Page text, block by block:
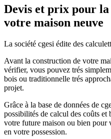
Devis et prix pour
votre maison neuve
La société cgesi édite des
Avant la construction de votre
vérifier, vous pouvez trés
bois ou traditionnelle trés
projet.
Grâce à la base de données de
possibilités de calcul des coûts
votre future maison ou bien pour
en votre possession.